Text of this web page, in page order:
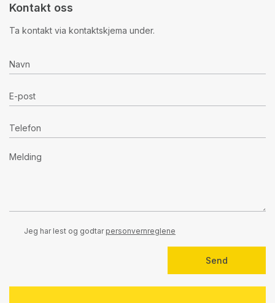
Kontakt oss
Ta kontakt via kontaktskjema under.
Jeg har lest og godtar personvernreglene